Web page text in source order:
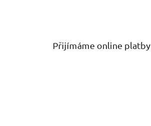
Přijímáme online platby